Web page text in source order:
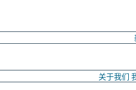
关于我们